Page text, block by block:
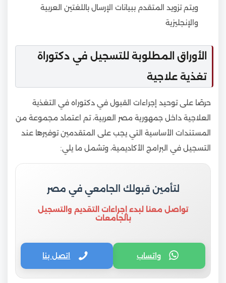
ويتم تزويد المتقدم ببيانات الإرسال باللغتين العربية
والإنجليزية
الأوراق المطلوبة للتسجيل في دكتوراة
تغذية علاجية
حرصًا على توحيد إجراءات القبول في دكتوراه في التغذية
العلاجية داخل جمهورية مصر العربية، تم اعتماد مجموعة من
المستندات الأساسية التي يجب على المتقدمين توفيرها عند
التسجيل في البرامج الأكاديمية، وتشمل ما يلي:
لتأمين قبولك الجامعي في مصر
تواصل معنا لبدء إجراءات التقديم والتسجيل
بالجامعات
واتساب اتصل بنا